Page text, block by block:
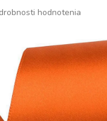
hodnotenia